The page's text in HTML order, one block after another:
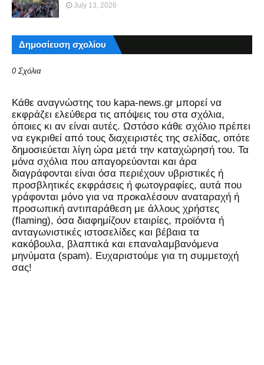
July 13, 2026
Δημοσίευση σχολίου
0 Σχόλια
Kάθε αναγνώστης του kapa-news.gr μπορεί να
εκφράζει ελεύθερα τις απόψεις του στα σχόλια,
όποιες κι αν είναι αυτές. Ωστόσο κάθε σχόλιο πρέπει
να εγκριθεί από τους διαχειριστές της σελίδας, οπότε
δημοσιεύεται λίγη ώρα μετά την καταχώρησή του. Τα
μόνα σχόλια που απαγορεύονται και άρα
διαγράφονται είναι όσα περιέχουν υβριστικές ή
προσβλητικές εκφράσεις ή φωτογραφίες, αυτά που
γράφονται μόνο για να προκαλέσουν αναταραχή ή
προσωπική αντιπαράθεση με άλλους χρήστες
(flaming), όσα διαφημίζουν εταιρίες, προϊόντα ή
ανταγωνιστικές ιστοσελίδες και βέβαια τα
κακόβουλα, βλαπτικά και επαναλαμβανόμενα
μηνύματα (spam). Ευχαριστούμε για τη συμμετοχή
σας!